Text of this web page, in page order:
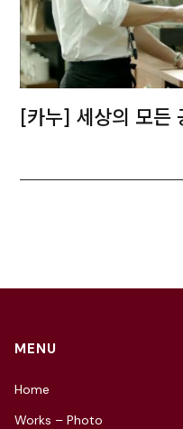
[카누] 세상의 모든
MENU
Home
Works – Photo